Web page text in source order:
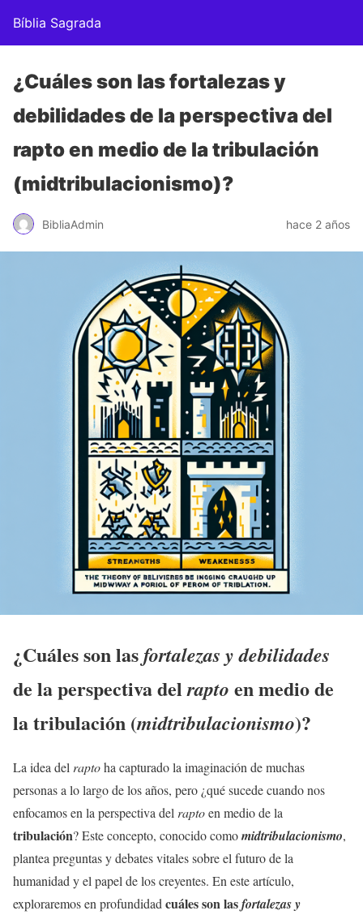
Bíblia Sagrada
¿Cuáles son las fortalezas y
debilidades de la perspectiva del
rapto en medio de la tribulación
(midtribulacionismo)?
BibliaAdmin hace 2 años
¿Cuáles son lasfortalezas y debilidades
de la perspectiva delrapto en medio de
latribulación (midtribulacionismo)?
La idea del raptoha capturado la imaginación de muchas
personas a lo largo de los años, pero ¿qué sucede cuando nos
enfocamos en la perspectiva del raptoen medio de la
tribulación? Este concepto, conocido comomidtribulacionismo,
plantea preguntas y debates vitales sobre el futuro de la
humanidad y el papel de los creyentes. En este artículo,
exploraremos en profundidad cuáles son lasfortalezas y